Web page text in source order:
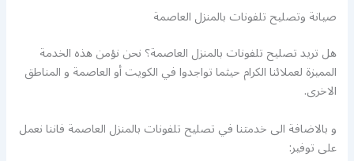
صيانة وتصليح تلفونات بالمنزل العاصمة
هل تريد تصليح تلفونات بالمنزل العاصمة؟ نحن نؤمن هذه الخدمة
المميزة لعملائنا الكرام حيثما تواجدوا في الكويت أو العاصمة و المناطق
الاخرى.
و بالاضافة الى خدمتنا في تصليح تلفونات بالمنزل العاصمة فاننا نعمل
على توفير: